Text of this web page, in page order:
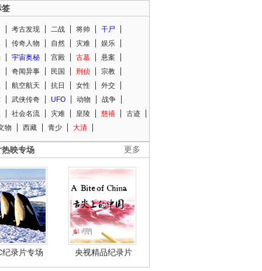
签
考古发现 二战 将帅
干尸
传奇人物 自然 灾难
娱乐
宇宙奥秘 宫殿 古墓
悬案
奇闻异事 民国 刑侦
宗教
航空航天 抗日 女性
外交
武侠传奇 UFO 动物
战争
社会名流 灾难 皇陵 慈禧
古迹
物
西藏 青少 大清
更多
映专场
纪录片专场 央视精品纪录片